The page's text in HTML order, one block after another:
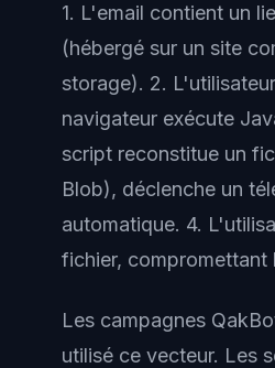
1. L'email contient un
(hébergé sur un site
storage). 2.
navigateur exécute
script reconstitue un
Blob), déclenche un
automatique. 4.
fichier, compromettant
Les campagnes
utilisé ce vecteur. Les